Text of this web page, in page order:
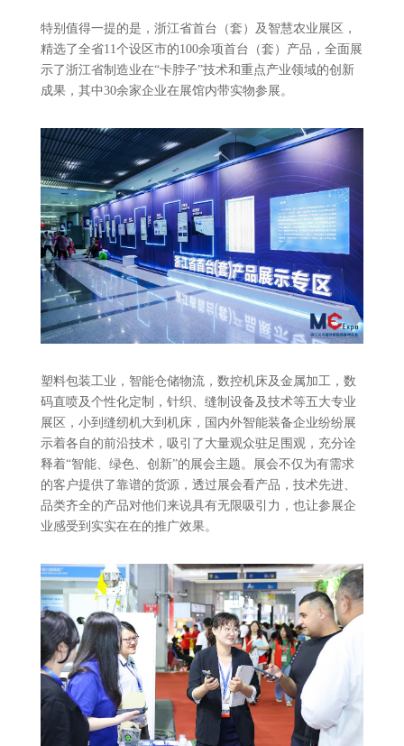
特别值得一提的是，浙江省首台（套）及智慧农业展区，
精选了全省11个设区市的100余项首台（套）产品，全面展
示了浙江省制造业在“卡脖子”技术和重点产业领域的创新
成果，其中30余家企业在展馆内带实物参展。
塑料包装工业，智能仓储物流，数控机床及金属加工，数
码直喷及个性化定制，针织、缝制设备及技术等五大专业
展区，小到缝纫机大到机床，国内外智能装备企业纷纷展
示着各自的前沿技术，吸引了大量观众驻足围观，充分诠
释着“智能、绿色、创新”的展会主题。展会不仅为有需求
的客户提供了靠谱的货源，透过展会看产品，技术先进、
品类齐全的产品对他们来说具有无限吸引力，也让参展企
业感受到实实在在的推广效果。